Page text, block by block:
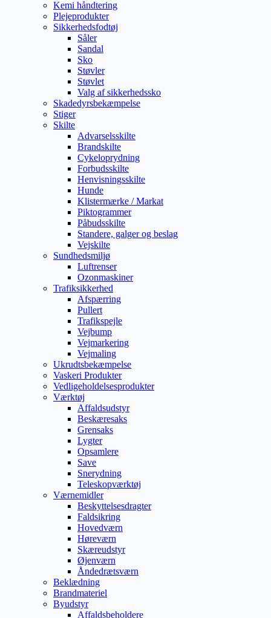
Kemi håndtering
Plejeprodukter
Sikkerhedsfodtøj
Såler
Sandal
Sko
Støvler
Støvlet
Valg af sikkerhedssko
Skadedyrsbekæmpelse
Stiger
Skilte
Advarselsskilte
Brandskilte
Cykeloprydning
Forbudsskilte
Henvisningsskilte
Hunde
Klistermærke / Markat
Piktogrammer
Påbudsskilte
Standere, galger og beslag
Vejskilte
Sundhedsmiljø
Luftrenser
Ozonmaskiner
Trafiksikkerhed
Afspærring
Pullert
Trafikspejle
Vejbump
Vejmarkering
Vejmaling
Ukrudtsbekæmpelse
Vaskeri Produkter
Vedligeholdelsesprodukter
Værktøj
Affaldsudstyr
Beskæresaks
Grensaks
Lygter
Opsamlere
Save
Snerydning
Teleskopværktøj
Værnemidler
Beskyttelsesdragter
Faldsikring
Hovedværn
Høreværn
Skæreudstyr
Øjenværn
Åndedrætsværn
Beklædning
Brandmateriel
Byudstyr
Affaldsbeholdere